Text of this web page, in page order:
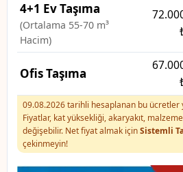
4+1 Ev Taşıma
(Ortalama 55-70 m³
Hacim)
Ofis Taşıma
09.08.2026 tarihli hesaplanan bu ücretler
Fiyatlar, kat yüksekliği, akaryakıt,
değişebilir. Net fiyat almak içinSistemli
çekinmeyin!